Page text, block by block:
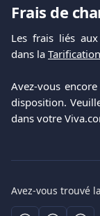
Frais de
Les frais liés
dans la Tarification
Avez-vous
disposition.
dans votre
Avez-vous trouvé